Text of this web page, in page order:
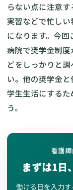
らない点に注意
実習などで忙し
になります。今
病院で奨学金制
どをしっかりと
い。他の奨学金
学生生活にする
う。
看護
まずは1日
働ける日を入力